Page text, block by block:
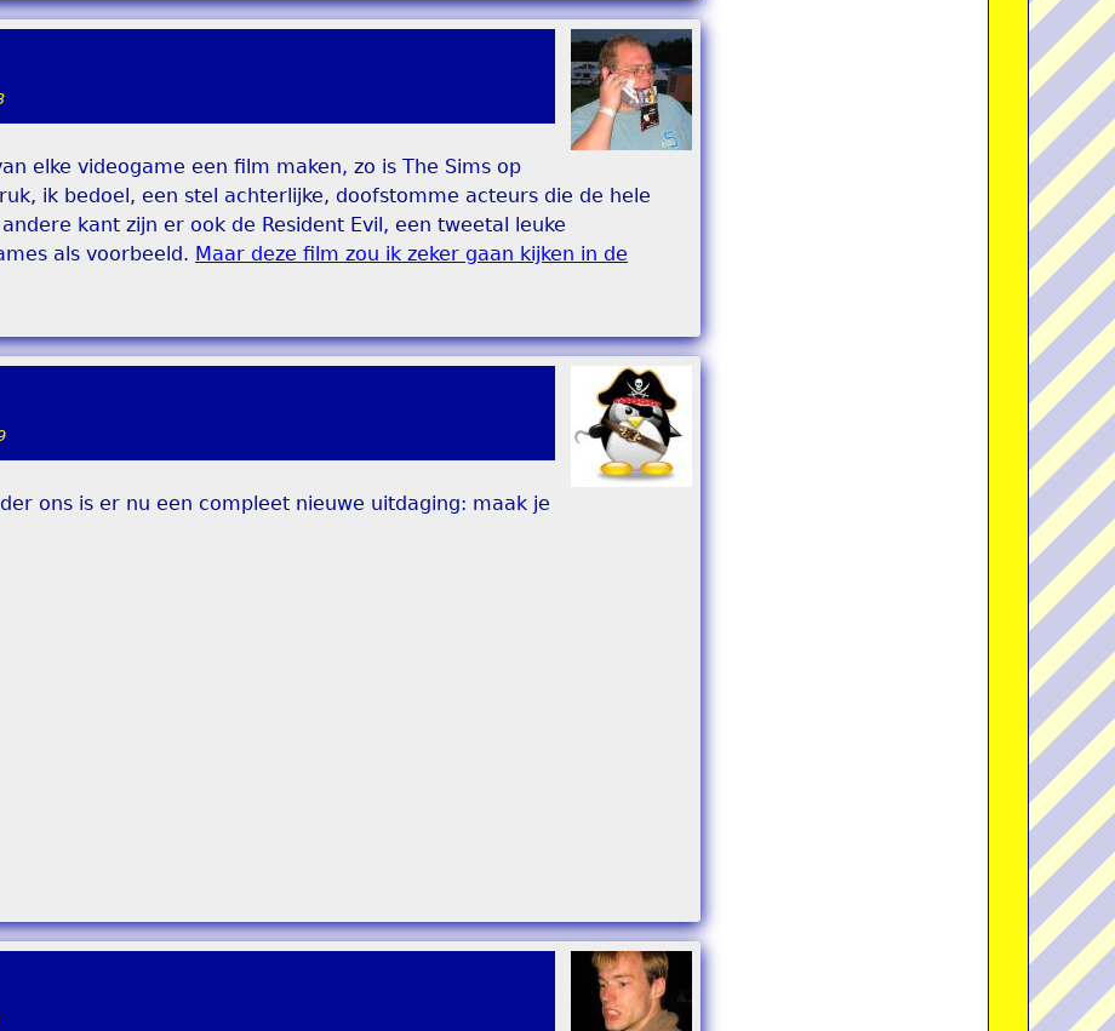
elke videogame een film maken, zo is The Sims op
ik bedoel, een stel achterlijke, doofstomme acteurs die de hele
kant zijn er ook de Resident Evil, een tweetal leuke
als voorbeeld. Maar deze film zou ik zeker gaan kijken in de
ons is er nu een compleet nieuwe uitdaging: maak je